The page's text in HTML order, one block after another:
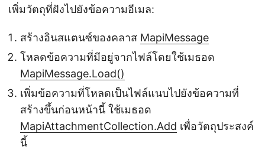
เพิ่มวัตถุที่ฝังไปยังข้อความอีเมล:
สร้างอินสแตนซ์ของคลาส MapiMessage
โหลดข้อความที่มีอยู่จากไฟล์โดยใช้เมธอด
MapiMessage.Load()
เพิ่มข้อความที่โหลดเป็นไฟล์แนบไปยังข้อความที่
สร้างขึ้นก่อนหน้านี้ ใช้เมธอด
MapiAttachmentCollection.Add เพื่อวัตถุประสงค์
นี้